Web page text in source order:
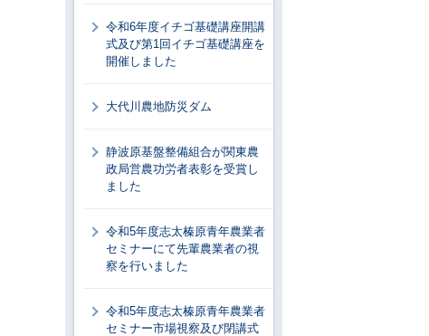
令和6年度イチゴ基礎講座開講
式及び第1回イチゴ基礎講座を
開催しました
大代川農地防災ダム
静波原基盤整備組合が関東農
政局営農功労者表彰を受賞し
ました
令和5年度志太榛原青年農業者
セミナーにて先輩農業者の視
察を行いました
令和5年度志太榛原青年農業者
セミナー市場視察及び閉講式